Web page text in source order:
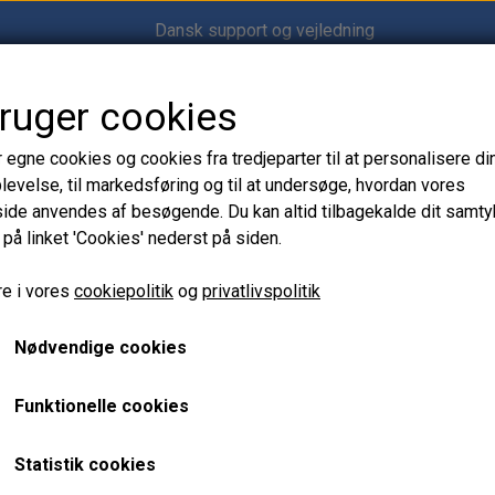
Dansk support og vejledning
Shop12volt
Batteriadskillere, Laderelæer & Batteribeskyttelse til 12V, 24V & 48V
Victron Argo Diode 100-
100A
569,00 kr.
Victron Argo Diode 100-3AC batteriseparator gør det
cookies
egne cookies og cookies fra tredjeparter til at personalisere
til markedsføring og til at undersøge, hvordan vores
anvendes af besøgende. Du kan altid tilbagekalde dit
linket 'Cookies' nederst på siden.
i vores cookiepolitik og privatlivspolitik
Nødvendige cookies
Funktionelle cookies
Statistik cookies